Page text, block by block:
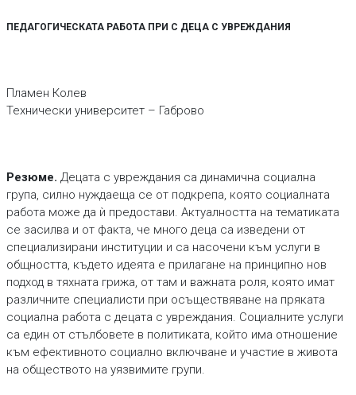
ПЕДАГОГИЧЕСКАТА РАБОТА ПРИ С ДЕЦА С УВРЕЖДАНИЯ
Пламен Колев
Технически университет – Габрово
Pезюме. Децата с увреждания са динамична социална
група, силно нуждаеща се от подкрепа, която социалната
работа може да ѝ предостави. Актуалността на тематиката
се засилва и от факта, че много деца са изведени от
специализирани институции и са насочени към услуги в
общността, където идеята е прилагане на принципно нов
подход в тяхната грижа, от там и важната роля, която имат
различните специалисти при осъществяване на пряката
социална работа с децата с увреждания. Социалните услуги
са един от стълбовете в политиката, който има отношение
към ефективното социално включване и участие в живота
на обществото на уязвимите групи.